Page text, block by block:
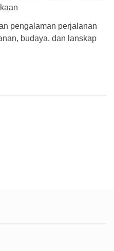
pengalaman perjalanan
budaya, dan lanskap